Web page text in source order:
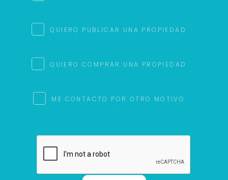
QUIERO PUBLICAR UNA PROPIEDAD
QUIERO COMPRAR UNA PROPIEDAD
ME CONTACTO POR OTRO MOTIVO